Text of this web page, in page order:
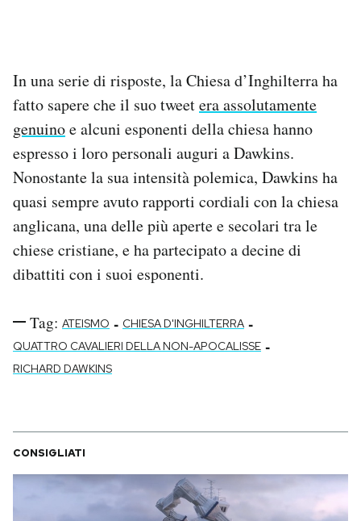
In una serie di risposte, la Chiesa d’Inghilterra ha
fatto sapere che il suo tweetera assolutamente
genuinoe alcuni esponenti della chiesa hanno
espresso i loro personali auguri a Dawkins.
Nonostante la sua intensità polemica, Dawkins ha
quasi sempre avuto rapporti cordiali con la chiesa
anglicana, una delle più aperte e secolari tra le
chiese cristiane, e ha partecipato a decine di
dibattiti con i suoi esponenti.
Tag: ATEISMO - CHIESA D'INGHILTERRA -
QUATTRO CAVALIERI DELLA NON-APOCALISSE -
RICHARD DAWKINS
CONSIGLIATI